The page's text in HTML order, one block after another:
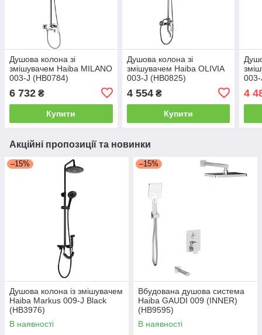
Душова колона зі
змішувачем Haiba MILANO
003-J (HB0784)
6 732 ₴
Купити
Душова колона зі
змішувачем Haiba OLIVIA
003-J (HB0825)
4 554₴
Купити
4
Акційні пропозиції та новинки
–15%
Душова колона із змішувачем
Haiba Markus 009-J Black
(HB3976)
В наявності
–15%
Вбудована душова система
Haiba GAUDI 009 (INNER)
(HB9595)
В наявності